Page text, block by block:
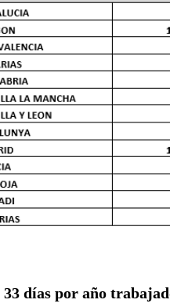
33 días por año